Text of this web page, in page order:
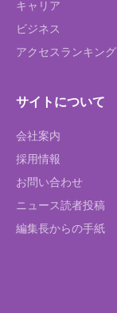
キャリア
ビジネス
アクセスランキング
サイトについて
会社案内
採用情報
お問い合わせ
ニュース読者投稿
編集長からの手紙